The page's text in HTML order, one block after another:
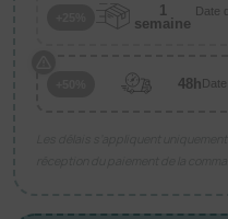
1
semaine
Date
48h